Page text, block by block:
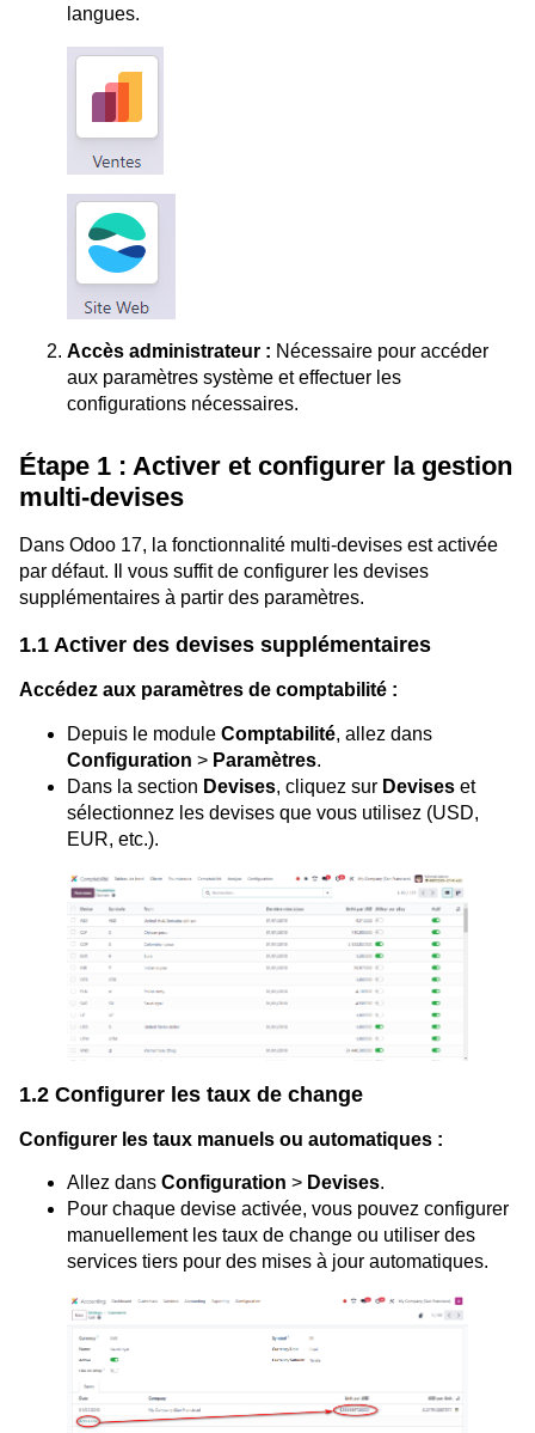
langues.
Accès administrateur : Nécessaire pour accéder
aux paramètres système et effectuer les
configurations nécessaires.
Étape 1 : Activer et configurer la gestion
multi-devises
Dans Odoo 17, la fonctionnalité multi-devises est activée
par défaut. Il vous suffit de configurer les devises
supplémentaires à partir des paramètres.
1.1 Activer des devises supplémentaires
Accédez aux paramètres de comptabilité :
Depuis le module Comptabilité, allez dans
Configuration > Paramètres.
Dans la section Devises, cliquez sur Devises et
sélectionnez les devises que vous utilisez (USD,
EUR, etc.).
1.2 Configurer les taux de change
Configurer les taux manuels ou automatiques :
Allez dans Configuration > Devises.
Pour chaque devise activée, vous pouvez configurer
manuellement les taux de change ou utiliser des
services tiers pour des mises à jour automatiques.